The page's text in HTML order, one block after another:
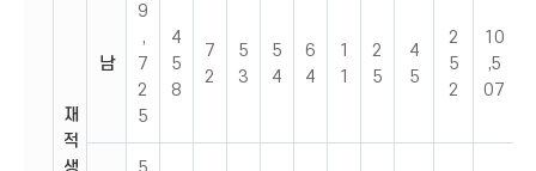
재
적
남
9
,
7
2
5
4
5
8
7
2
5
3
5
4
6
4
1
1
2
5
4
5
2
5
2
10
,5
07